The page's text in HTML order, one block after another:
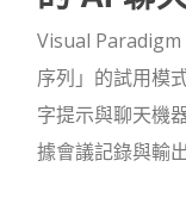
Visual Paradigm
序列」的試用模
字提示與聊天機
據會議記錄與輸